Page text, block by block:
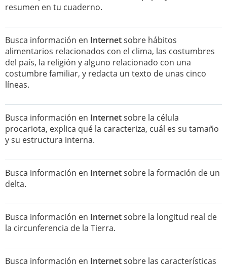
resumen en tu cuaderno.
Busca información en Internetsobre hábitos
alimentarios relacionados con el clima, las costumbres
del país, la religión y alguno relacionado con una
costumbre familiar, y redacta un texto de unas cinco
líneas.
Busca información en Internetsobre la célula
procariota, explica qué la caracteriza, cuál es su tamaño
y su estructura interna.
Busca información en Internetsobre la formación de un
delta.
Busca información en Internetsobre la longitud real de
la circunferencia de la Tierra.
Busca información en Internetsobre las características